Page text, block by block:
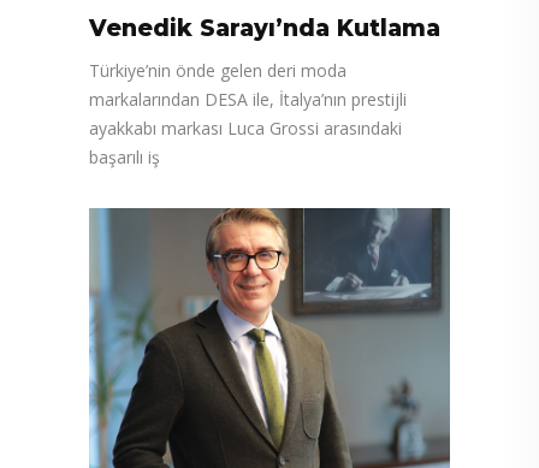
Venedik Sarayı’nda Kutlama
Türkiye’nin önde gelen deri moda
markalarından DESA ile, İtalya’nın prestijli
ayakkabı markası Luca Grossi arasındaki
başarılı iş